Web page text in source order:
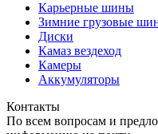
Карьерные шины
Зимние грузовые
Диски
Камаз вездеход
Камеры
Аккумуляторы
Контакты
По всем вопросам и